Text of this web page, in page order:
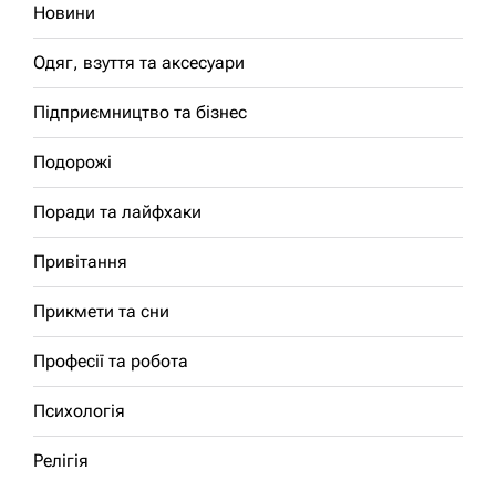
Новини
Одяг, взуття та аксесуари
Підприємництво та бізнес
Подорожі
Поради та лайфхаки
Привітання
Прикмети та сни
Професії та робота
Психологія
Релігія